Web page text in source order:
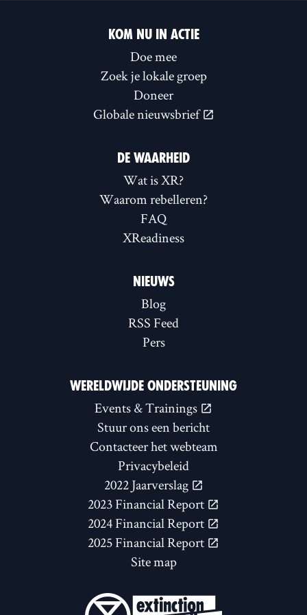
KOM NU IN ACTIE
Doe mee
Zoek je lokale groep
Doneer
Globale nieuwsbrief
DE WAARHEID
Wat is XR?
Waarom rebelleren?
FAQ
XReadiness
NIEUWS
Blog
RSS Feed
Pers
WERELDWIJDE ONDERSTEUNING
Events & Trainings
Stuur ons een bericht
Contacteer het webteam
Privacybeleid
2022 Jaarverslag
2023 Financial Report
2024 Financial Report
2025 Financial Report
Site map